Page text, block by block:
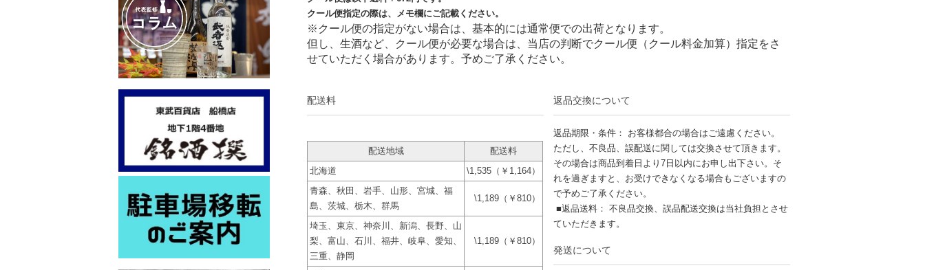
クール便指定の際は、メモ欄にご記載ください。
※クール便の指定がない場合は、基本的には通常便での出荷となります。
但し、生酒など、クール便が必要な場合は、当店の判断でクール便（クール料金加算）指定をさ
せていただく場合があります。予めご了承ください。
配送料
配送地域
配送料
北海道
\1,535（￥1,164）
青森、秋田、岩手、山形、宮城、福
島、茨城、栃木、群馬
\1,189（￥810）
埼玉、東京、神奈川、新潟、長野、山
梨、富山、石川、福井、岐阜、愛知、
三重、静岡
\1,189（￥810）
返品交換について
返品期限・条件： お客様都合の場合はご遠慮ください。
ただし、不良品、誤配送に関しては交換させて頂きます。
その場合は商品到着日より7日以内にお申し出下さい。そ
れを過ぎますと、お受けできなくなる場合もございますの
で予めご了承ください。
■返品送料： 不良品交換、誤品配送交換は当社負担とさせ
ていただきます。
発送について